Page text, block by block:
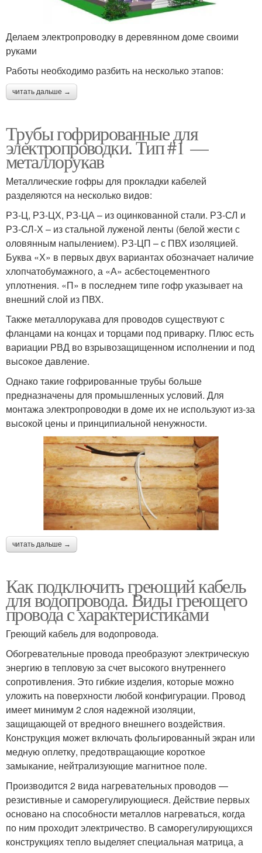
Делаем электропроводку в деревянном доме своими
руками
Работы необходимо разбить на несколько этапов:
читать дальше →
Трубы гофрированные для
электропроводки. Тип #1 —
металлорукав
Металлические гофры для прокладки кабелей
разделяются на несколько видов:
РЗ-Ц, РЗ-ЦХ, РЗ-ЦА – из оцинкованной стали. РЗ-СЛ и
РЗ-СЛ-Х – из стальной луженой ленты (белой жести с
оловянным напылением). РЗ-ЦП – с ПВХ изоляцией.
Буква «Х» в первых двух вариантах обозначает наличие
хлопчатобумажного, а «А» асбестоцементного
уплотнения. «П» в последнем типе гофр указывает на
внешний слой из ПВХ.
Также металлорукава для проводов существуют с
фланцами на концах и торцами под приварку. Плюс есть
вариации РВД во взрывозащищенном исполнении и под
высокое давление.
Однако такие гофрированные трубы больше
предназначены для промышленных условий. Для
монтажа электропроводки в доме их не используют из-за
высокой цены и принципиальной ненужности.
читать дальше →
Как подключить греющий кабель
для водопровода. Виды греющего
провода с характеристиками
Греющий кабель для водопровода.
Обогревательные провода преобразуют электрическую
энергию в тепловую за счет высокого внутреннего
сопротивления. Это гибкие изделия, которые можно
уложить на поверхности любой конфигурации. Провод
имеет минимум 2 слоя надежной изоляции,
защищающей от вредного внешнего воздействия.
Конструкция может включать фольгированный экран или
медную оплетку, предотвращающие короткое
замыкание, нейтрализующие магнитное поле.
Производится 2 вида нагревательных проводов —
резистивные и саморегулирующиеся. Действие первых
основано на способности металлов нагреваться, когда
по ним проходит электричество. В саморегулирующихся
конструкциях тепло выделяет специальная матрица, а